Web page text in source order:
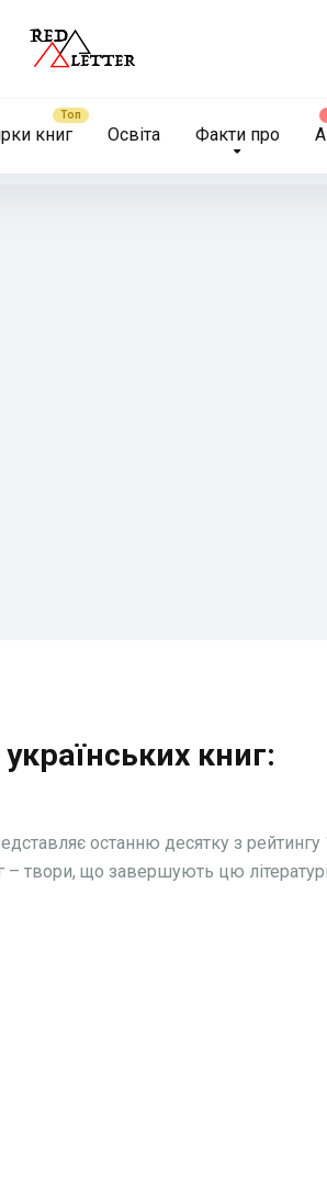
книг Освіта Факти про
книг:
останню десятку з рейтингу
– твори, що завершують цю